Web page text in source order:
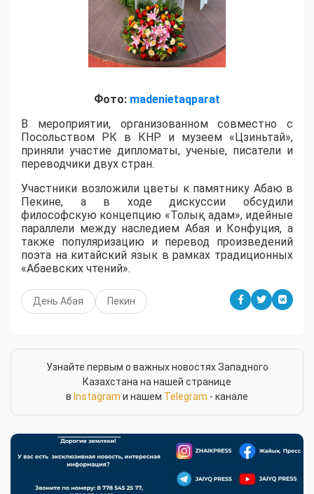
Фото: madenietaqparat
В мероприятии, организованном совместно с
Посольством РК в КНР и музеем «Цзиньтай»,
приняли участие дипломаты, ученые, писатели и
переводчики двух стран.
Участники возложили цветы к памятнику Абаю в
Пекине, а в ходе дискуссии обсудили
философскую концепцию «Толық адам», идейные
параллели между наследием Абая и Конфуция, а
также популяризацию и перевод произведений
поэта на китайский язык в рамках традиционных
«Абаевских чтений».
День Абая Пекин
Узнайте первым о важных новостях Западного
Казахстана на нашей странице
в Instagram и нашем Telegram - канале